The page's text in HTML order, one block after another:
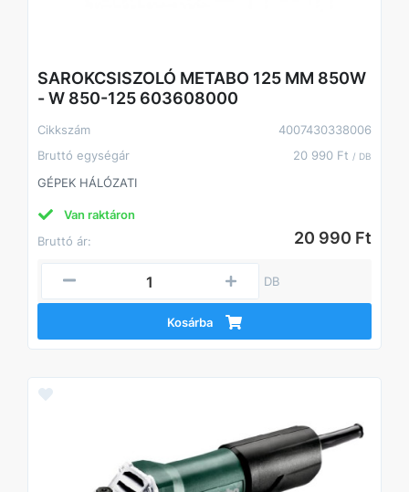
SAROKCSISZOLÓ METABO 125 MM 850W
- W 850-125 603608000
Cikkszám
4007430338006
Bruttó egységár
20 990 Ft / DB
GÉPEK HÁLÓZATI
Van raktáron
Bruttó ár:
20 990 Ft
DB
Kosárba